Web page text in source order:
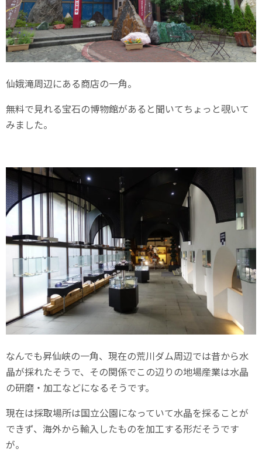
仙娥滝周辺にある商店の一角。
無料で見れる宝石の博物館があると聞いてちょっと覗いて
みました。
なんでも昇仙峡の一角、現在の荒川ダム周辺では昔から水
晶が採れたそうで、その関係でこの辺りの地場産業は水晶
の研磨・加工などになるそうです。
現在は採取場所は国立公園になっていて水晶を採ることが
できず、海外から輸入したものを加工する形だそうです
が。